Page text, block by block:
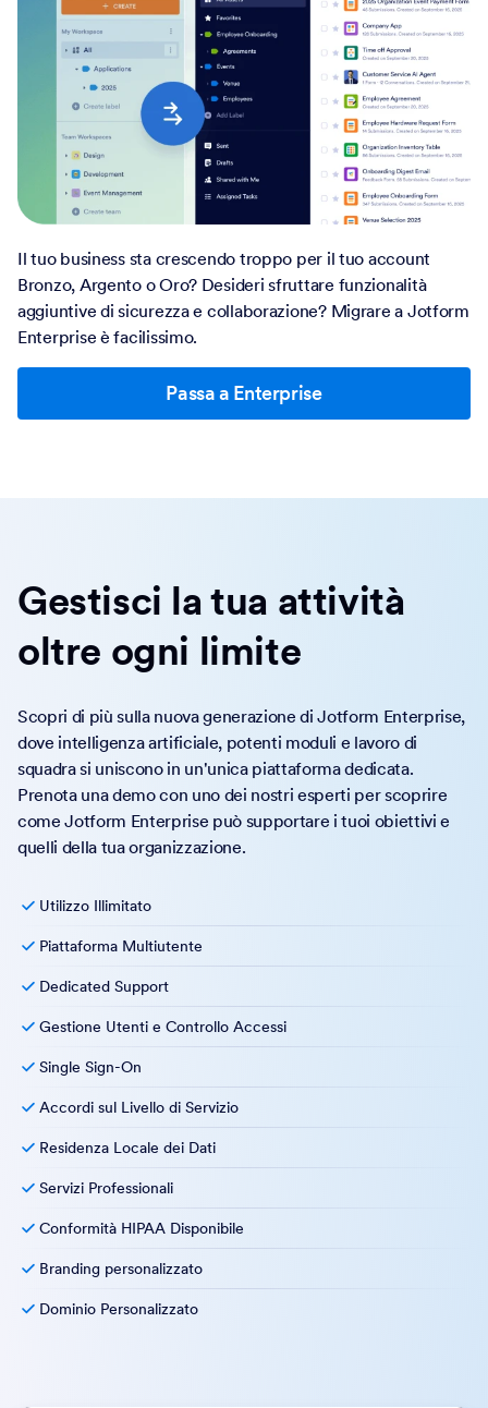
Il tuo business sta crescendo troppo per il tuo account
Bronzo, Argento o Oro? Desideri sfruttare funzionalità
aggiuntive di sicurezza e collaborazione? Migrare a Jotform
Enterprise è facilissimo.
Passa a Enterprise
Gestisci la tua attività
oltre ogni limite
Scopri di più sulla nuova generazione di Jotform Enterprise,
dove intelligenza artificiale, potenti moduli e lavoro di
squadra si uniscono in un'unica piattaforma dedicata.
Prenota una demo con uno dei nostri esperti per scoprire
come Jotform Enterprise può supportare i tuoi obiettivi e
quelli della tua organizzazione.
Utilizzo Illimitato
Piattaforma Multiutente
Dedicated Support
Gestione Utenti e Controllo Accessi
Single Sign-On
Accordi sul Livello di Servizio
Residenza Locale dei Dati
Servizi Professionali
Conformità HIPAA Disponibile
Branding personalizzato
Dominio Personalizzato